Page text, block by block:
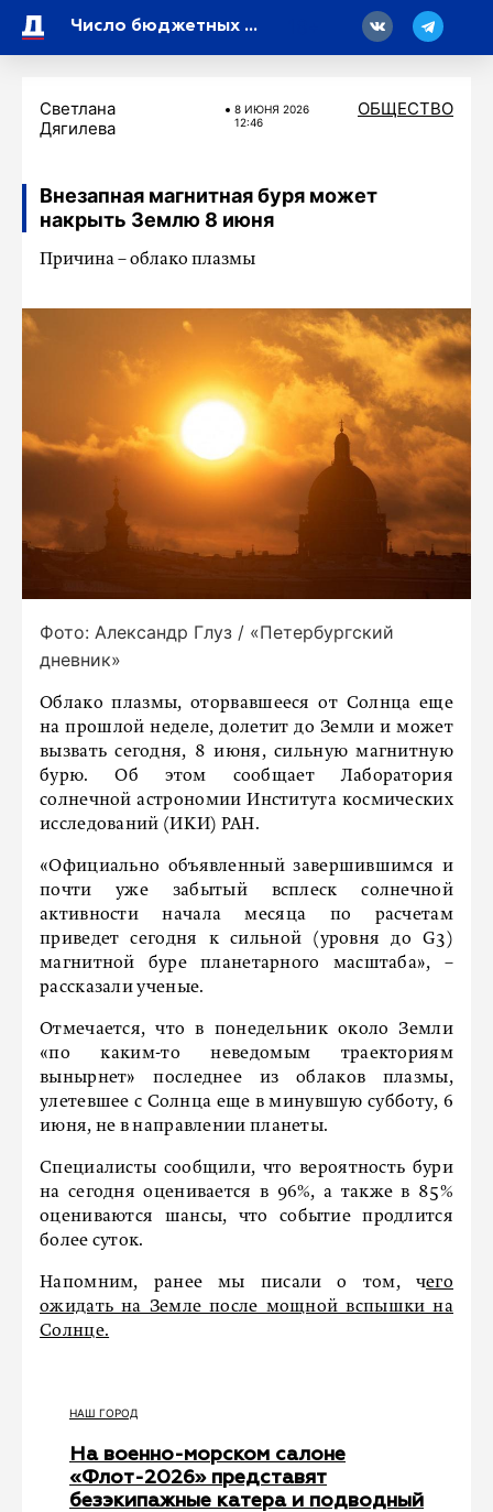
Число бюджетных мест на инженерные специальности в 2026 году увеличится на 100 тысяч
Светлана
Дягилева
8 ИЮНЯ 2026
12:46
ОБЩЕСТВО
Внезапная магнитная буря может
накрыть Землю 8 июня
Причина – облако плазмы
Фото: Александр Глуз / «Петербургский
дневник»
Облако плазмы, оторвавшееся от Солнца еще
на прошлой неделе, долетит до Земли и может
вызвать сегодня, 8 июня, сильную магнитную
бурю. Об этом сообщает Лаборатория
солнечной астрономии Института космических
исследований (ИКИ) РАН.
«Официально объявленный завершившимся и
почти уже забытый всплеск солнечной
активности начала месяца по расчетам
приведет сегодня к сильной (уровня до G3)
магнитной буре планетарного масштаба», –
рассказали ученые.
Отмечается, что в понедельник около Земли
«по каким-то неведомым траекториям
вынырнет» последнее из облаков плазмы,
улетевшее с Солнца еще в минувшую субботу, 6
июня, не в направлении планеты.
Специалисты сообщили, что вероятность бури
на сегодня оценивается в 96%, а также в 85%
оцениваются шансы, что событие продлится
более суток.
Напомним, ранее мы писали о том, чего
ожидать на Земле после мощной вспышки на
Солнце.
НАШ ГОРОД
На военно-морском салоне
«Флот-2026» представят
безэкипажные катера и подводный